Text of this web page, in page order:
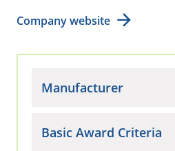
Company website
Manufacturer
Basic Award Criteria